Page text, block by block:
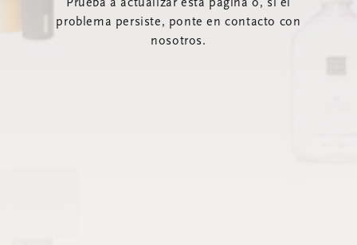
Prueba a actualizar esta página o, si el
problema persiste, ponte en contacto con
nosotros.